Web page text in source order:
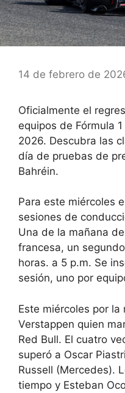
14 de febrero de
Oficialmente el
equipos de Fórmula
2026. Descubra las
día de pruebas de
Bahréin.
Para este miércoles
sesiones de
Una de la mañana
francesa, un
horas. a 5 p.m. Se
sesión, uno por
Este miércoles por la
Verstappen quien
Red Bull. El cuatro
superó a Oscar
Russell (Mercedes).
tiempo y Esteban